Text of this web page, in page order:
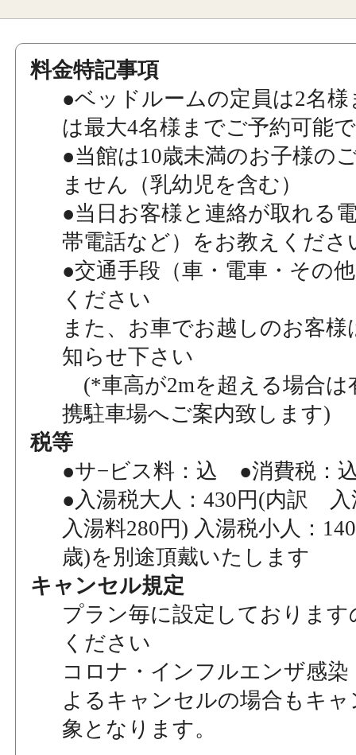
料金特記事項
●ベッドルームの定員は2名様
は最大4名様までご予約可能
●当館は10歳未満のお子様の
ません（乳幼児を含む）
●当日お客様と連絡が取れる
帯電話など）をお教えくださ
●交通手段（車・電車・その
ください
また、お車でお越しのお客様
知らせ下さい
(*車高が2mを超える場合は
携駐車場へご案内致します)
税等
●サ−ビス料：込 ●消費税：
●入湯税大人：430円(内訳 入
入湯料280円) 入湯税小人：
歳)を別途頂戴いたします
キャンセル規定
プラン毎に設定しております
ください
コロナ・インフルエンザ感染
よるキャンセルの場合もキ
象となります。